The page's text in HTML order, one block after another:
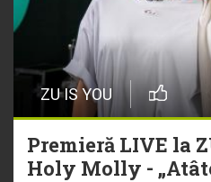
ZU IS YOU
Premieră LIVE la
Holy Molly -